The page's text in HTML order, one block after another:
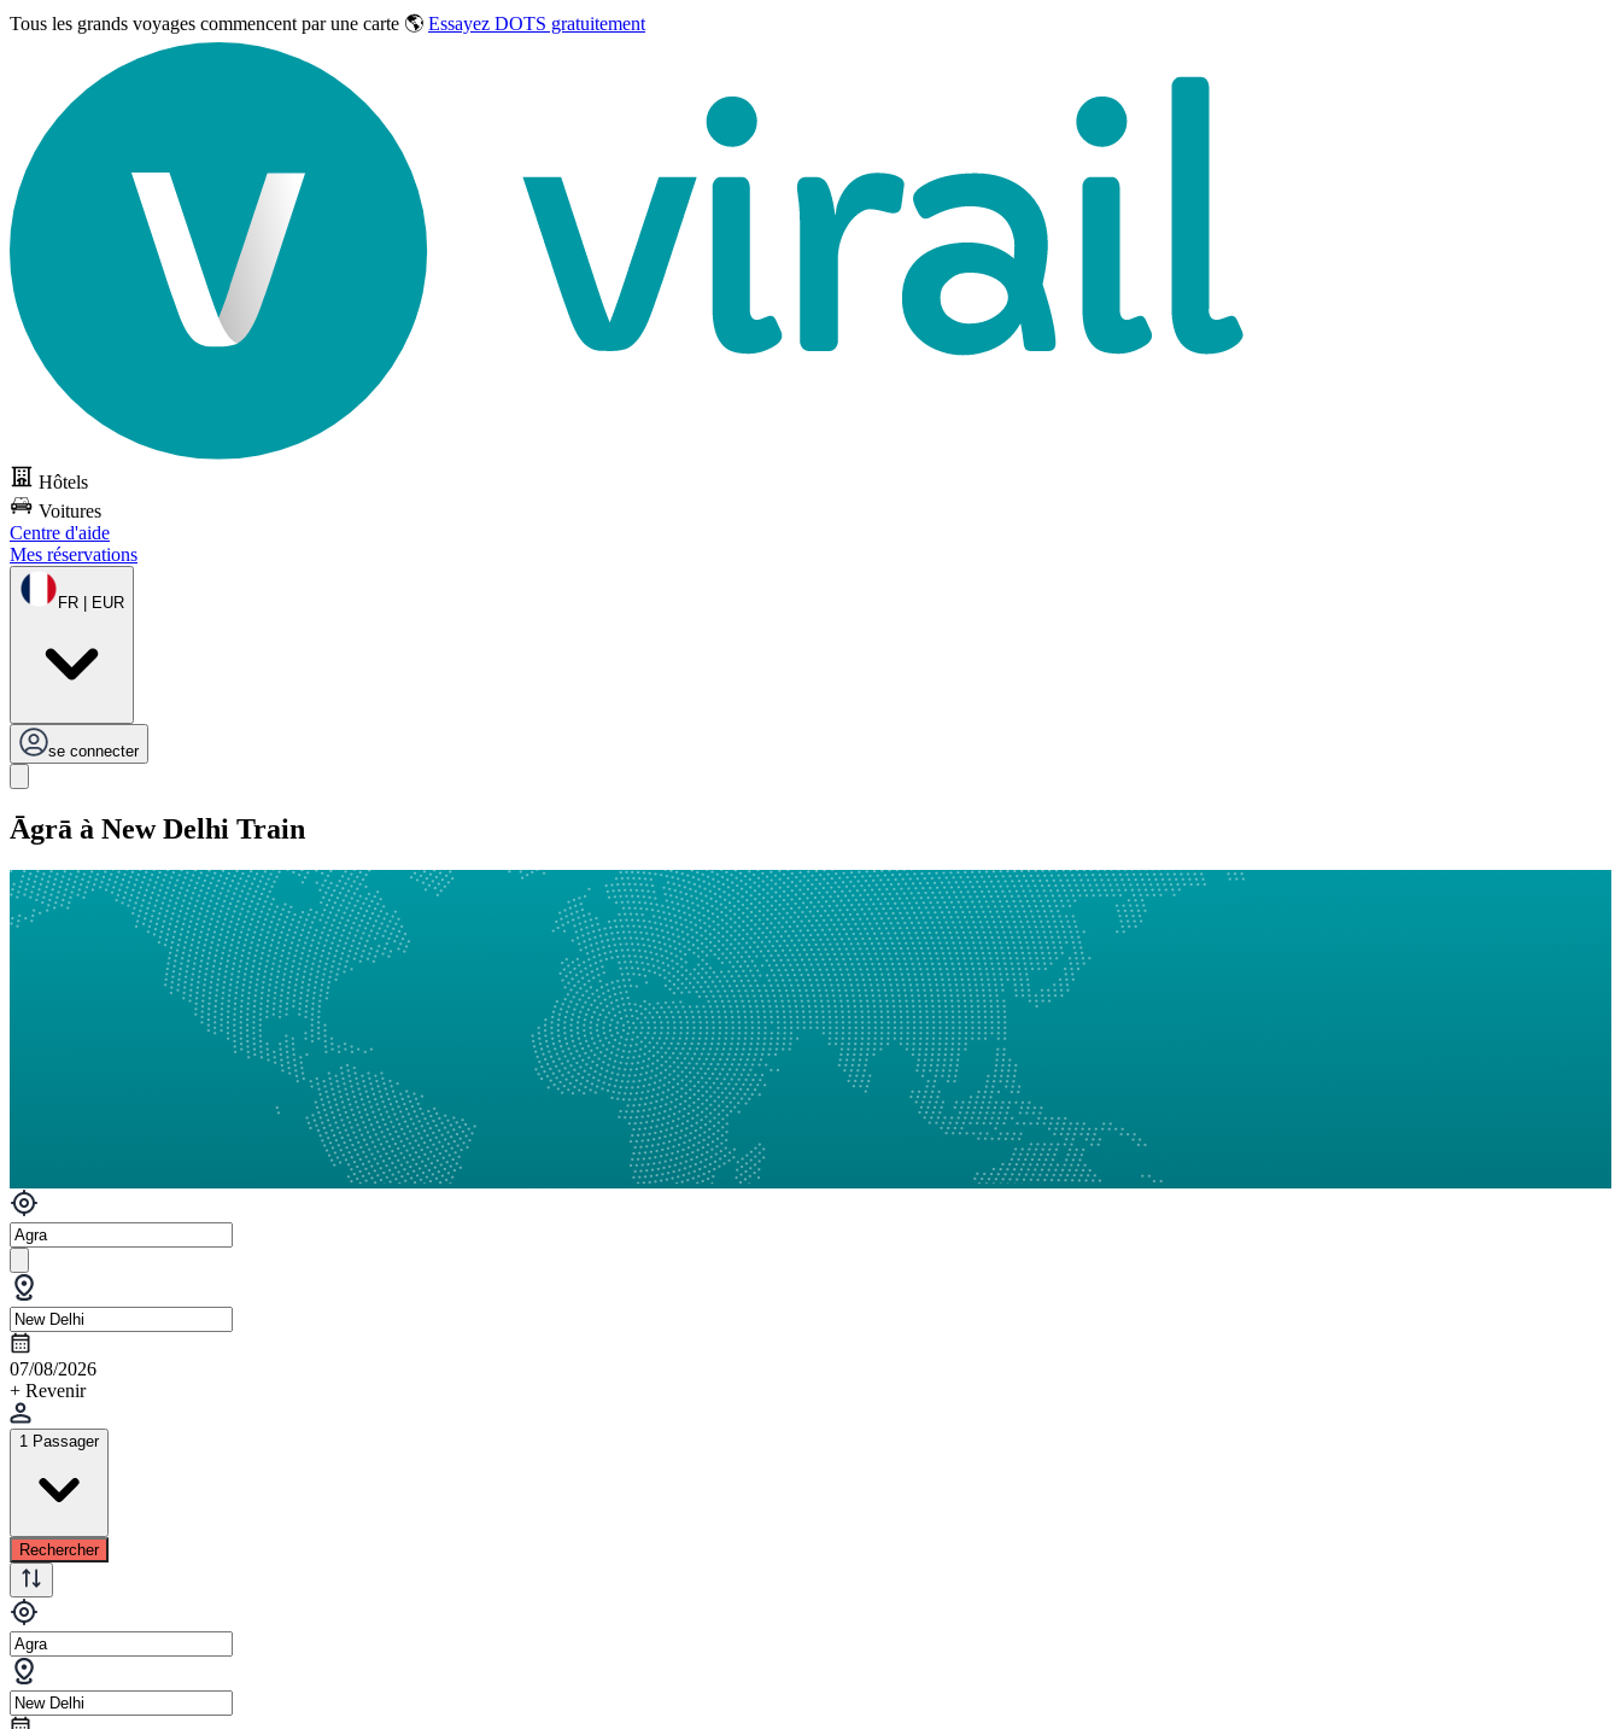
Tous les grands voyages commencent par une carte 🌎 Essayez DOTS gratuitement
Hôtels
Voitures
Centre d'aide
Mes réservations
FR | EUR
se connecter
Āgrā à New Delhi Train
07/08/2026
+ Revenir
1 Passager
Rechercher